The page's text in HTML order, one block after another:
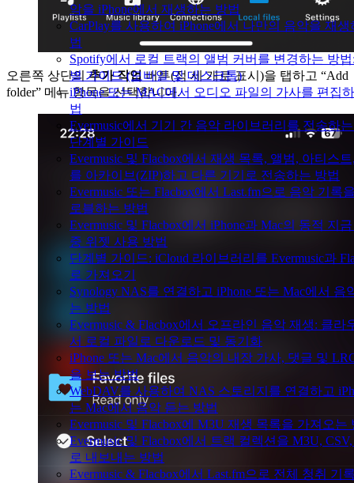
악을 iPhone에서 재생하는 방법
CarPlay를 사용하여 iPhone에서 나만의 음악을 재
법
Spotify에서 로컬 트랙의 앨범 커버를 변경하는 방
별 가이드 (모바일 및 데스크톱)
iPhone 또는 MAC에서 오디오 파일의 가사를 편집
법
Evermusic에서 기기 간 음악 라이브러리를 전송하
단계별 가이드
Evermusic 및 Flacbox에서 재생 목록, 앨범, 아티스
를 아카이브(ZIP)하고 다른 기기로 전송하는 방법
Evermusic 또는 Flacbox에서 Last.fm으로 음악 기록
로블하는 방법
Evermusic 및 Flacbox에서 iPhone과 Mac의 동적 지
중 위젯 사용 방법
단계별 가이드: iCloud 라이브러리를 Evermusic과
로 가져오기
Synology NAS를 연결하고 iPhone 또는 Mac에서 음
는 방법
Evermusic & Flacbox에서 오프라인 음악 재생: 클라
서 로컬 파일로 다운로드 및 동기화
iPhone 또는 Mac에서 음악의 내장 가사, 댓글 및
을 보는 방법
WebDAV를 사용하여 NAS 스토리지를 연결하고
는 Mac에서 음악 듣는 방법
Evermusic 및 Flacbox에 M3U 재생 목록을 가져오는
Evermusic 및 Flacbox에서 트랙 컬렉션을 M3U,
로 내보내는 방법
Evermusic & Flacbox에서 Last.fm으로 전체 청취 기
오른쪽 상단의추가 작업 버튼(점 세 개로 표시)을 탭하고 “Add
folder” 메뉴 항목을 선택합니다.